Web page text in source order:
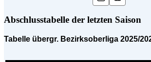
Abschlusstabelle der letzten Saison
Tabelle übergr. Bezirksoberliga 2025/